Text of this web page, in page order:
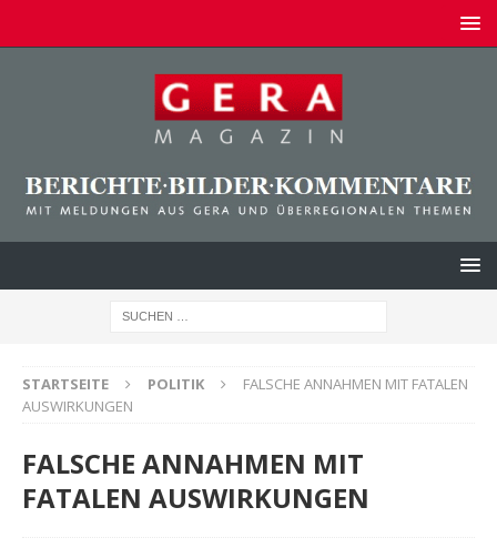
STARTSEITE POLITIK
FALSCHE ANNAHMEN MIT FATALEN
AUSWIRKUNGEN
FALSCHE ANNAHMEN MIT
FATALEN AUSWIRKUNGEN